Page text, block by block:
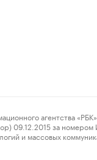
агентства «РБК»
09.12.2015 за
и массовых